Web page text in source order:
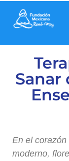
Sanar
En el
moderno,